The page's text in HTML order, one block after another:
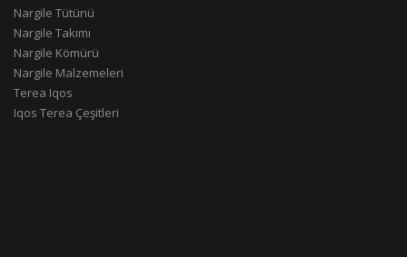
Nargile Tütünü
Nargile Takımı
Nargile Kömürü
Nargile Malzemeleri
Terea Iqos
Iqos Terea Çeşitleri